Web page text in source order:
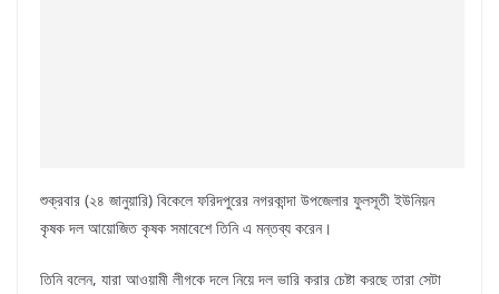
শুক্রবার (২৪ জানুয়ারি) বিকেলে ফরিদপুরের নগরকান্দা উপজেলার ফুলসূতী ইউনিয়ন
কৃষক দল আয়োজিত কৃষক সমাবেশে তিনি এ মন্তব্য করেন।
তিনি বলেন, যারা আওয়ামী লীগকে দলে নিয়ে দল ভারি করার চেষ্টা করছে তারা সেটা